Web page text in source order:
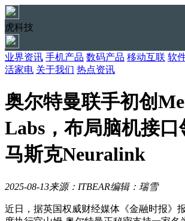
虎科技
业界资讯 手机产品 数码产品 移动互联 软
活家电 关于我们 热点资讯
奥尔特曼联手初创
Labs，布局脑机接
马斯克Neuralink
2025-08-13来源：ITBEAR编辑：瑞雪
近日，据英国权威财经媒体《金融时报》